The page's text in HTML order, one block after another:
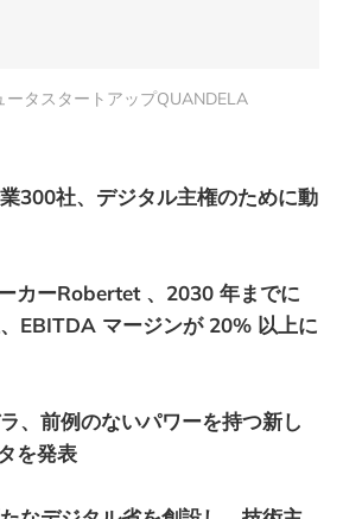
ータスタートアップQUANDELA
社、デジタル主権のために動
ーRobertet 、2030 年までに
EBITDA マージンが 20% 以上に
前例のないパワーを持つ新し
を発表